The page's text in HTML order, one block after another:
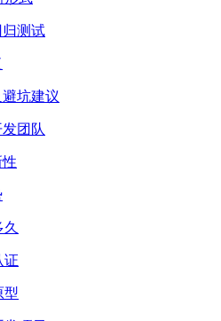
归测试
坑建议
团队
证
型